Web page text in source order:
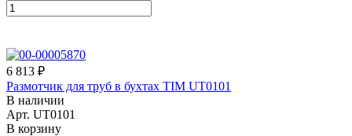
6 813 ₽
Размотчик для труб в бухтах TIM UT0101
В наличии
Арт. UT0101
В корзину